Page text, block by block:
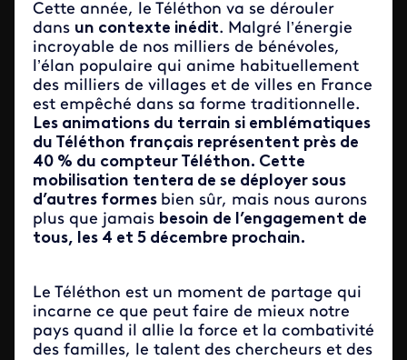
Cette année, le Téléthon va se dérouler
dans un contexte inédit. Malgré l’énergie
incroyable de nos milliers de bénévoles,
l’élan populaire qui anime habituellement
des milliers de villages et de villes en France
est empêché dans sa forme traditionnelle.
Les animations du terrain si emblématiques
du Téléthon français représentent près de
40 % du compteur Téléthon. Cette
mobilisation tentera de se déployer sous
d’autres formes bien sûr, mais nous aurons
plus que jamais besoin de l’engagement de
tous, les 4 et 5 décembre prochain.
Le Téléthon est un moment de partage qui
incarne ce que peut faire de mieux notre
pays quand il allie la force et la combativité
des familles, le talent des chercheurs et des